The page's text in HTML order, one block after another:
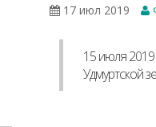
17 июл 2019
15 июля
Удмуртской